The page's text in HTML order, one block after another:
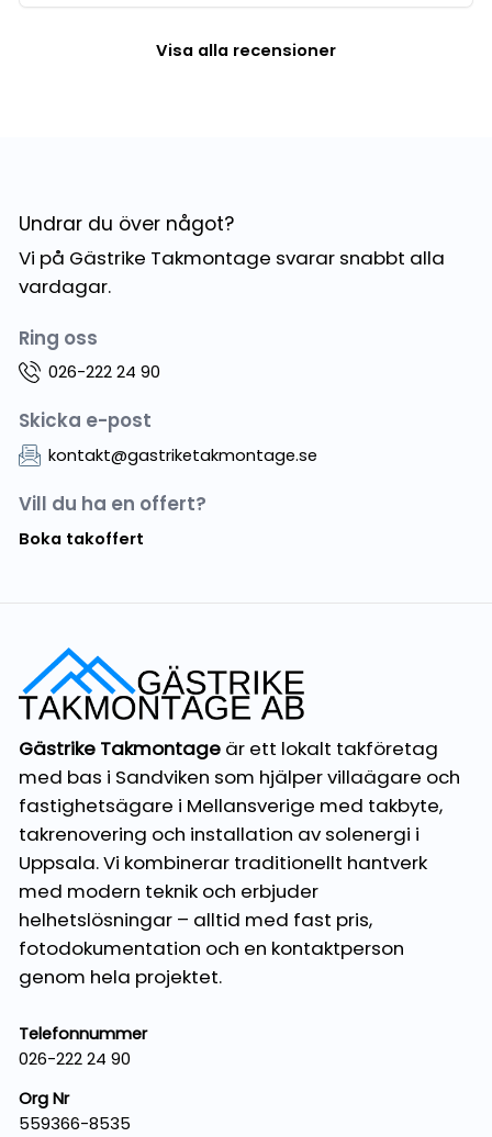
Visa alla recensioner
Undrar du över något?
Vi på Gästrike Takmontage svarar snabbt alla
vardagar.
Ring oss
026-222 24 90
Skicka e-post
kontakt@gastriketakmontage.se
Vill du ha en offert?
Boka takoffert
Gästrike Takmontage är ett lokalt takföretag
med bas i Sandviken som hjälper villaägare och
fastighetsägare i Mellansverige med takbyte,
takrenovering och installation av solenergi i
Uppsala. Vi kombinerar traditionellt hantverk
med modern teknik och erbjuder
helhetslösningar – alltid med fast pris,
fotodokumentation och en kontaktperson
genom hela projektet.
Telefonnummer
026-222 24 90
Org Nr
559366-8535